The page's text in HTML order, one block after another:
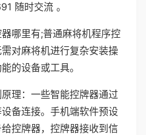
随时交流 。
哪里有;普通麻将机程序控
对麻将机进行复杂安装操
的设备或工具。
理：一些智能控牌器通过
备连接。手机端软件预设
控牌器，控牌器接收到信